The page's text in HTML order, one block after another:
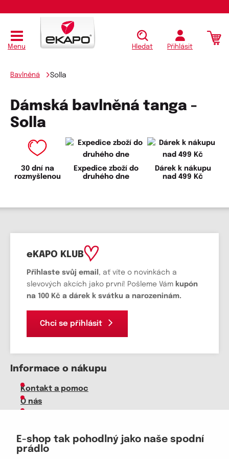
E-shop tak pohodlný jako naše spodní
prádlo
Menu Hledat Přihlásit
Bavlněná Solla
Dámská bavlněná tanga -
Solla
30 dní na
rozmyšlenou
Expedice zboží do
druhého dne
Dárek k nákupu
nad 499 Kč
eKAPO KLUB
Přihlaste svůj email , ať víte o novinkách a
slevových akcích jako první! Pošleme Vám kupón
na 100 Kč a dárek k svátku a narozeninám.
Chci se přihlásit
Informace o nákupu
Kontakt a pomoc
O nás
Velkoobchod
Vrácení zboží, reklamace